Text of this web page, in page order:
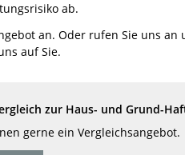
ab.
an. Oder rufen Sie uns an
auf Sie.
zur Haus- und Grund-
gerne ein Vergleichsangebot.